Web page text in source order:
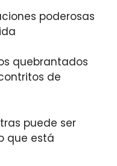
poderosas
quebrantados
de
puede ser
que está